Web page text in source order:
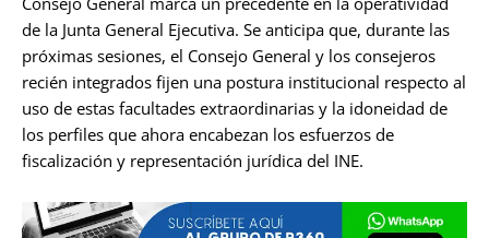
de la Junta General Ejecutiva. Se anticipa que, durante las
próximas sesiones, el Consejo General y los consejeros
recién integrados fijen una postura institucional respecto al
uso de estas facultades extraordinarias y la idoneidad de
los perfiles que ahora encabezan los esfuerzos de
fiscalización y representación jurídica del INE.